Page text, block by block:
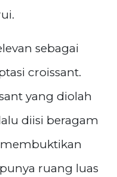
sebagai
croissant.
yang diolah
diisi beragam
ruang luas